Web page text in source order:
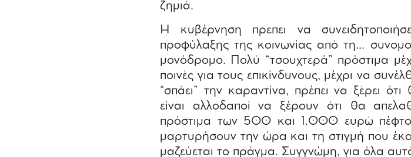
ζημιά.
Η κυβέρνηση πρεπει να
προφύλαξης της κοινωνίας από τη…
μονόδρομο. Πολύ “τσουχτερά” πρόστιμα
ποινές για τους επικίνδυνους, μέχρι να
“σπάει” την καραντίνα, πρέπει να ξέρει
είναι αλλοδαποί να ξέρουν ότι θα
πρόστιμα των 500 και 1.000 ευρώ
μαρτυρήσουν την ώρα και τη στιγμή που
μαζεύεται το πράγμα. Συγγνώμη, για όλα